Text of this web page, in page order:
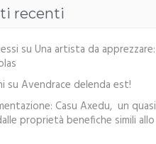
recenti
su Una artista da apprezzare:
su Avendrace delenda est!
Casu Axedu, un quasi
proprietà benefiche simili allo